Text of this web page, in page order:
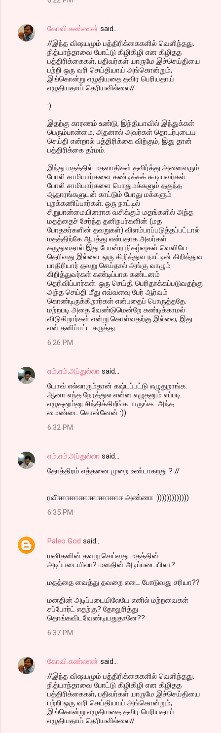
கோவி.கண்ணன் said…
//இந்த விஷயமும் பத்திரிக்கைகளில் வெளிந்தது.
நித்யாந்தாவை போட்டு கிழிகிழி என கிழிதத
பத்திரிக்கைகள், பதிவர்கள் யாருமே இச்செய்தியை
பற்றி ஒரு வரி செய்தியாய் அங்கொன்றும்,
இங்கொன்று எழுதியதை தவிர பெரியதாய்
எழுதியதாய் தெரியவில்லை//
:)
இதற்கு காரணம் உண்டு, இந்தியாவில் இந்துக்கள்
பெரும்பான்மை, அதனால் அவர்கள் தொடர்புடைய
செய்தி என்றால் பத்திரிக்கை விற்கும், இது தான்
பத்திரிக்கை தர்மம்.
இந்து மதத்தில் மதவாதிகள் தவிர்த்து அனைவரும்
போலி சாமியார்களை கண்டிக்கக் கூடியவர்கள்.
போலி சாமியார்களை பொதுமக்களும் தகுந்த
ஆதாரங்களுடன் காட்டும் போது மக்களும்
புறக்கணிப்பார்கள். ஒரு நாட்டில்
சிறுபான்மையினராக வசிக்கும் மதங்களில் அந்த
மதத்தைச் சேர்ந்த தனிநபர்களின் (மத
போதகர்களின் தவறுகள்) விளம்பரப்படுத்தப்பட்டால்
மதத்திற்கே ஆபத்து என்பதாக அவர்கள்
கருதுவதால் இது போன்ற நிகழ்வுகள் வெளியே
தெரிவது இல்லை. ஒரு கிறித்துவ நாட்டின் கிறித்துவ
பாதிரியார் தவறு செய்தால் அங்கு வாழும்
கிறித்துவர்கள் கண்டிப்பாக கண்டனம்
தெரிவிப்பார்கள். ஒரு செய்தி பெரிதாக்கப்படுவதற்கு
அந்த செய்தி மீது எவ்வளவு பேர் ஆர்வம்
கொண்டிருக்கிறார்கள் என்பதைப் பொருத்ததே.
மற்றபடி அதை வேண்டுமென்றே கண்டிக்காமல்
விடுகிறார்கள் என்று கொள்வதற்கு இல்லை, இது
என் தனிப்பட்ட கருத்து.
6:26 PM
எம்.எம்.அப்துல்லா said…
யோவ் எல்லாரும்தான் கஷ்டப்பட்டு எழுதுறாங்க.
ஆனா எந்த நேரத்துல என்ன எழுதனும் எப்படி
எழுதனும்னு சிந்திக்கிறீங்க பாருங்க...அந்த
மைண்டை சொன்னேன் :))
6:32 PM
எம்.எம்.அப்துல்லா said…
தோத்திரம் எத்தனை முறை உண்டாகறது ? //
ரவீஈஈஈஈஈஈஈஈஈஈஈஈஈஈஈ அண்ணா :)))))))))))))
6:35 PM
Paleo God said…
மனிதனின் தவறு செய்வது மதத்தின்
அடிப்படையிலா? மனதின் அடிப்படையிலா?
மதத்தை வைத்து தவறை எடை போடுவது சரியா??
மனதின் அடிப்படையிலேயே எனில் மற்றவைகள்
சப்போர்ட் எதற்கு? தோலுரித்து
தொங்கவிடவேண்டியதுதானே??
6:37 PM
கோவி.கண்ணன் said…
//இந்த விஷயமும் பத்திரிக்கைகளில் வெளிந்தது.
நித்யாந்தாவை போட்டு கிழிகிழி என கிழிதத
பத்திரிக்கைகள், பதிவர்கள் யாருமே இச்செய்தியை
பற்றி ஒரு வரி செய்தியாய் அங்கொன்றும்,
இங்கொன்று எழுதியதை தவிர பெரியதாய்
எழுதியதாய் தெரியவில்லை//